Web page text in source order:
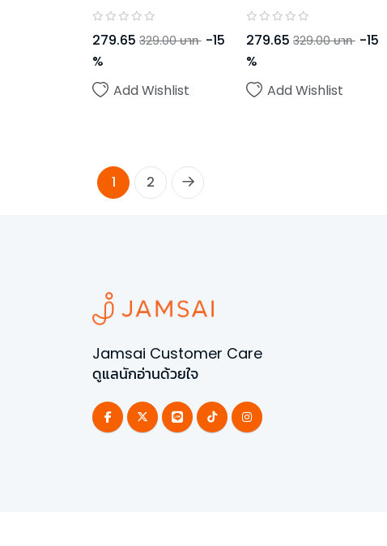
279.65 329.00 บาท -15
%
Add Wishlist
279.65 329.00 บาท -15
%
Add Wishlist
1 2
Jamsai Customer Care
ดูแลนักอ่านด้วยใจ